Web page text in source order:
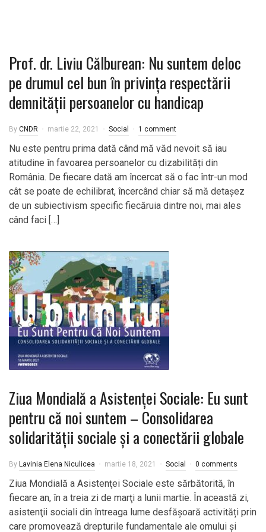
Prof. dr. Liviu Călburean: Nu suntem deloc
pe drumul cel bun în privința respectării
demnității persoanelor cu handicap
By CNDR martie 22, 2021 Social 1 comment
Nu este pentru prima dată când mă văd nevoit să iau
atitudine în favoarea persoanelor cu dizabilități din
România. De fiecare dată am încercat să o fac într-un mod
cât se poate de echilibrat, încercând chiar să mă detașez
de un subiectivism specific fiecăruia dintre noi, mai ales
când faci […]
Ziua Mondială a Asistenţei Sociale: Eu sunt
pentru că noi suntem – Consolidarea
solidarității sociale și a conectării globale
By Lavinia Elena Niculicea martie 18, 2021 Social 0 comments
Ziua Mondială a Asistenţei Sociale este sărbătorită, în
fiecare an, în a treia zi de marţi a lunii martie. În această zi,
asistenţii sociali din întreaga lume desfășoară activități prin
care promovează drepturile fundamentale ale omului și